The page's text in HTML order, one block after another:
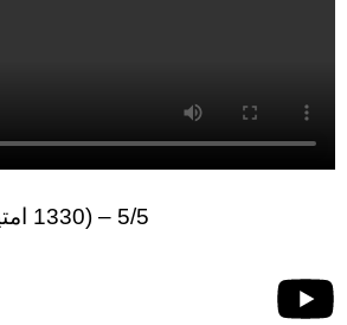
5/5 – (1330 امتیاز)